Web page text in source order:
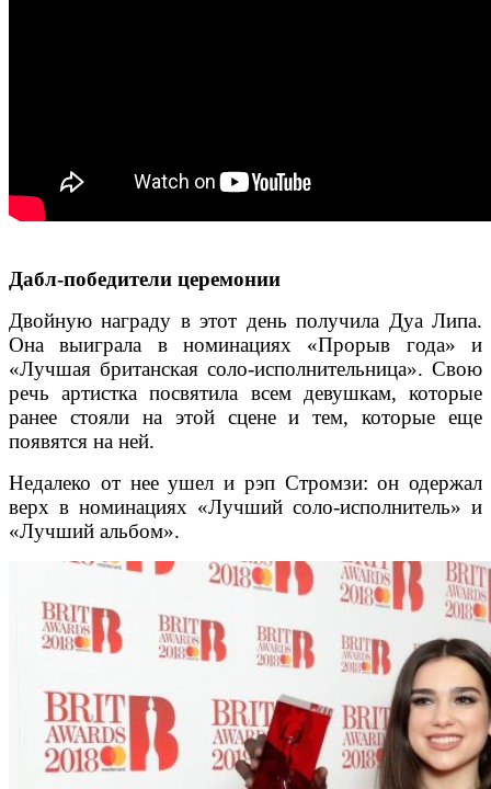
Дабл-победители церемонии
Двойную награду в этот день получила Дуа Липа.
Она выиграла в номинациях «Прорыв года» и
«Лучшая британская соло-исполнительница». Свою
речь артистка посвятила всем девушкам, которые
ранее стояли на этой сцене и тем, которые еще
появятся на ней.
Недалеко от нее ушел и рэп Стромзи: он одержал
верх в номинациях «Лучший соло-исполнитель» и
«Лучший альбом».